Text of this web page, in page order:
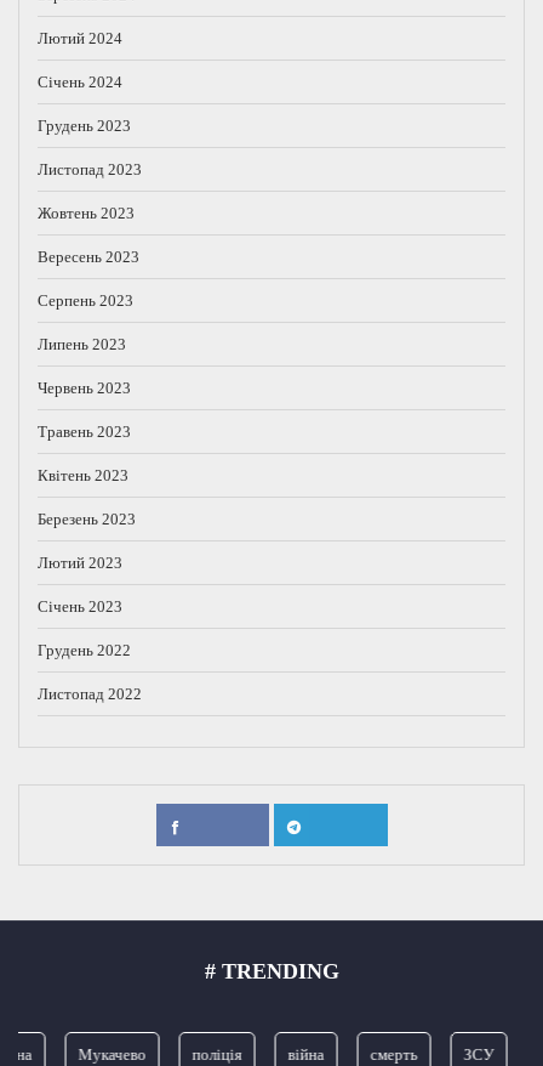
Лютий 2024
Січень 2024
Грудень 2023
Листопад 2023
Жовтень 2023
Вересень 2023
Серпень 2023
Липень 2023
Червень 2023
Травень 2023
Квітень 2023
Березень 2023
Лютий 2023
Січень 2023
Грудень 2022
Листопад 2022
# TRENDING
Мукачево поліція війна смерть ЗСУ